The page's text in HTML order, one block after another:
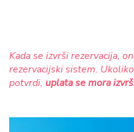
Kada se izvrši rezervacija,
rezervacijski sistem.
potvrdi, uplata se mora